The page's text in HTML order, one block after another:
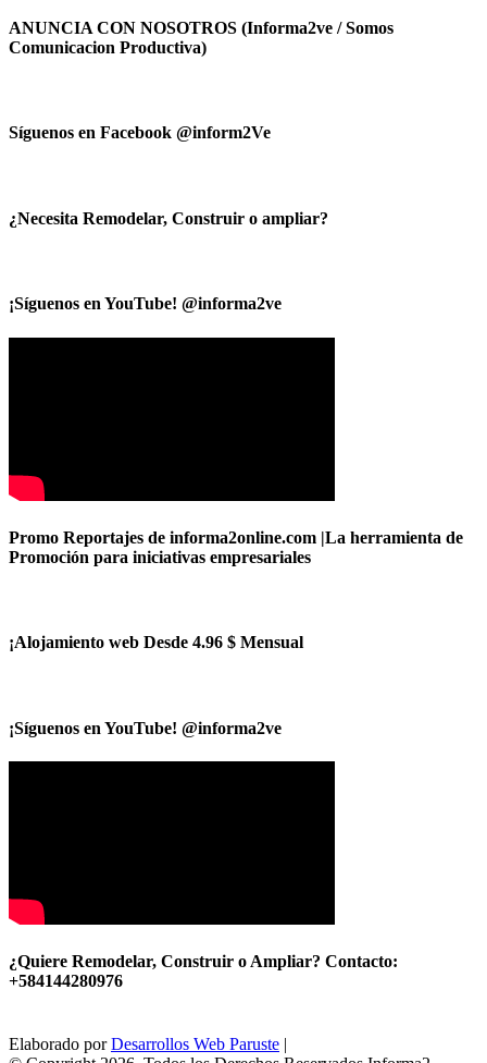
ANUNCIA CON NOSOTROS (Informa2ve / Somos
Comunicacion Productiva)
Síguenos en Facebook @inform2Ve
¿Necesita Remodelar, Construir o ampliar?
¡Síguenos en YouTube! @informa2ve
Promo Reportajes de informa2online.com |La herramienta de
Promoción para iniciativas empresariales
¡Alojamiento web Desde 4.96 $ Mensual
¡Síguenos en YouTube! @informa2ve
¿Quiere Remodelar, Construir o Ampliar? Contacto:
+584144280976
Elaborado porDesarrollos Web Paruste |